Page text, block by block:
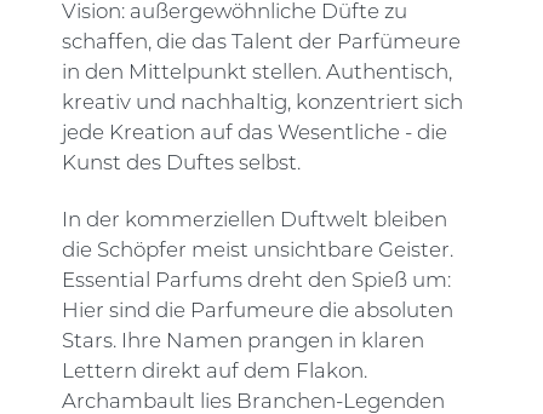
Vision: au­ßergewöhnliche Düfte zu
schaffen, die das Talent der Parfümeure
in den Mittelpunkt stellen. Authentisch,
kreativ und nachhaltig, konzentriert sich
jede Kreati­on auf das Wesentliche - die
Kunst des Duftes selbst.
In der kommerziellen Duftwelt bleiben
die Schöpfer meist unsichtbare Geister.
Essential Parfums dreht den Spieß um:
Hier sind die Parfumeure die absoluten
Stars. Ihre Namen prangen in klaren
Lettern direkt auf dem Flakon.
Archambault lies Branchen-Legenden